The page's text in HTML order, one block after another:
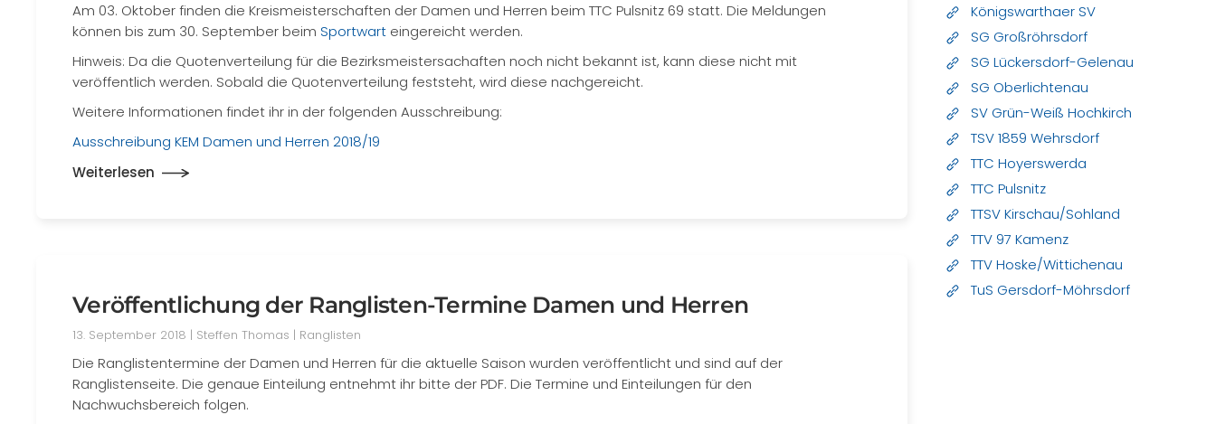
Am 03. Oktober finden die Kreismeisterschaften der Damen und Herren beim TTC Pulsnitz 69 statt. Die Meldungen
können bis zum 30. September beim Sportwart eingereicht werden.
Hinweis: Da die Quotenverteilung für die Bezirksmeistersachaften noch nicht bekannt ist, kann diese nicht mit
veröffentlich werden. Sobald die Quotenverteilung feststeht, wird diese nachgereicht.
Weitere Informationen findet ihr in der folgenden Ausschreibung:
Ausschreibung KEM Damen und Herren 2018/19
Weiterlesen
Veröffentlichung der Ranglisten-Termine Damen und Herren
13. September 2018 | Steffen Thomas | Ranglisten
Die Ranglistentermine der Damen und Herren für die aktuelle Saison wurden veröffentlicht und sind auf der
Ranglistenseite. Die genaue Einteilung entnehmt ihr bitte der PDF. Die Termine und Einteilungen für den
Nachwuchsbereich folgen.
Königswarthaer SV
SG Großröhrsdorf
SG Lückersdorf-Gelenau
SG Oberlichtenau
SV Grün-Weiß Hochkirch
TSV 1859 Wehrsdorf
TTC Hoyerswerda
TTC Pulsnitz
TTSV Kirschau/Sohland
TTV 97 Kamenz
TTV Hoske/Wittichenau
TuS Gersdorf-Möhrsdorf